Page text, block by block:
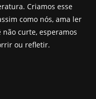
Criamos esse
como nós, ama ler
não curte, esperamos
ou refletir.